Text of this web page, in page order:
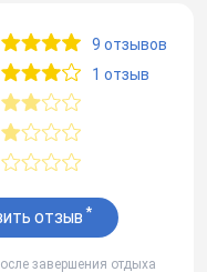
9 отзывов
1 отзыв
ОТЗЫВ *
завершения отдыха